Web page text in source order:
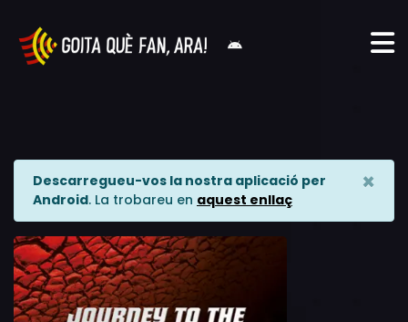
Descarregueu-vos la nostra aplicació per
Android. La trobareu en aquest enllaç
×